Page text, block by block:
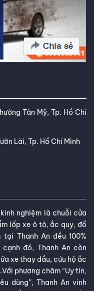
Tân Mỹ, Tp. Hồ Chí
Lài, Tp. Hồ Chí Minh